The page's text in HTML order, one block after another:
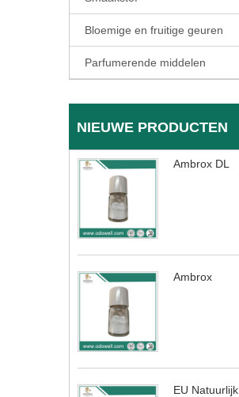
Bloemige en fruitige geuren
Parfumerende middelen
NIEUWE PRODUCTEN
Ambrox DL
Ambrox
EU Natuurlijk